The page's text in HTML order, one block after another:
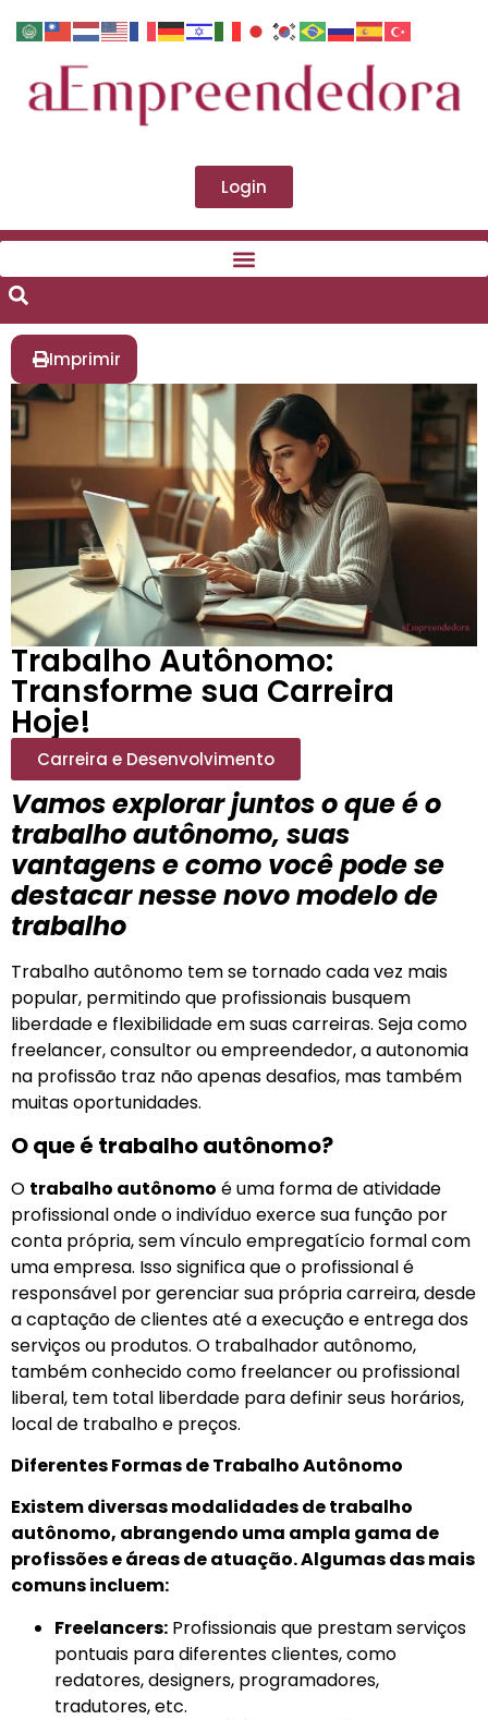
Login
Imprimir
Trabalho Autônomo:
Transforme sua Carreira
Hoje!
Carreira e Desenvolvimento
Vamos explorar juntos o que é o
trabalho autônomo, suas
vantagens e como você pode se
destacar nesse novo modelo de
trabalho
Trabalho autônomo tem se tornado cada vez mais
popular, permitindo que profissionais busquem
liberdade e flexibilidade em suas carreiras. Seja como
freelancer, consultor ou empreendedor, a autonomia
na profissão traz não apenas desafios, mas também
muitas oportunidades.
O que é trabalho autônomo?
O trabalho autônomo é uma forma de atividade
profissional onde o indivíduo exerce sua função por
conta própria, sem vínculo empregatício formal com
uma empresa. Isso significa que o profissional é
responsável por gerenciar sua própria carreira, desde
a captação de clientes até a execução e entrega dos
serviços ou produtos. O trabalhador autônomo,
também conhecido como freelancer ou profissional
liberal, tem total liberdade para definir seus horários,
local de trabalho e preços.
Diferentes Formas de Trabalho Autônomo
Existem diversas modalidades de trabalho
autônomo, abrangendo uma ampla gama de
profissões e áreas de atuação. Algumas das mais
comuns incluem:
Freelancers: Profissionais que prestam serviços
pontuais para diferentes clientes, como
redatores, designers, programadores,
tradutores, etc.